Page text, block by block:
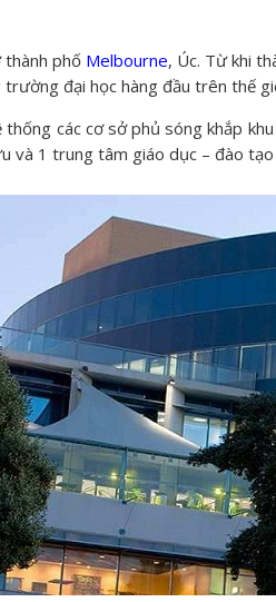
thành phố Melbourne, Úc. Từ khi
đại học hàng đầu trên thế
các cơ sở phủ sóng khắp
và 1 trung tâm giáo dục – đào